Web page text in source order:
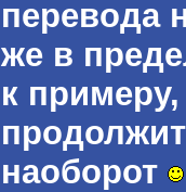
перевода
же в
к
наоборот